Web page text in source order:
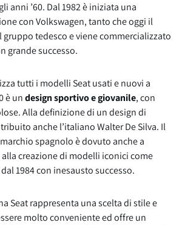
anni ’60. Dal 1982 è iniziata una
con Volkswagen, tanto che oggi il
gruppo tedesco e viene commercializzato
grande successo.
tutti i modelli Seat usati e nuovi a
è undesign sportivo e giovanile, con
Alla definizione di un design di
anche l’italiano Walter De Silva. Il
spagnolo è dovuto anche a
creazione di modelli iconici come
1984 con inesausto successo.
Seat rappresenta una scelta di stile e
molto conveniente ed offre un